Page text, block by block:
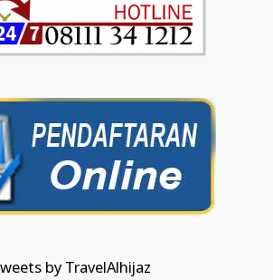
by TravelAlhijaz